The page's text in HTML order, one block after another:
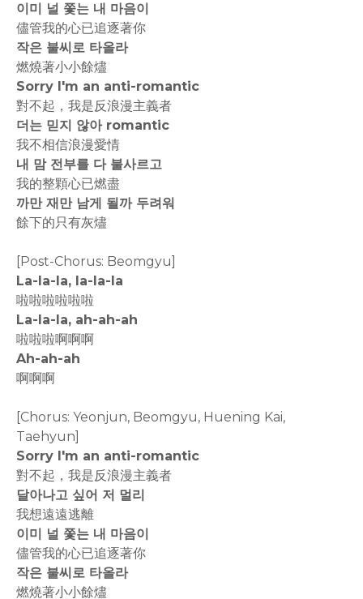
이미 널 쫓는 내 마음이
儘管我的心已追逐著你
작은 불씨로 타올라
燃燒著小小餘燼
Sorry I'm an anti-romantic
對不起，我是反浪漫主義者
더는 믿지 않아 romantic
我不相信浪漫愛情
내 맘 전부를 다 불사르고
我的整顆心已燃盡
까만 재만 남게 될까 두려워
餘下的只有灰燼
[Post-Chorus: Beomgyu]
La-la-la, la-la-la
啦啦啦啦啦啦
La-la-la, ah-ah-ah
啦啦啦啊啊啊
Ah-ah-ah
啊啊啊
[Chorus: Yeonjun, Beomgyu, Huening Kai,
Taehyun]
Sorry I'm an anti-romantic
對不起，我是反浪漫主義者
달아나고 싶어 저 멀리
我想遠遠逃離
이미 널 쫓는 내 마음이
儘管我的心已追逐著你
작은 불씨로 타올라
燃燒著小小餘燼